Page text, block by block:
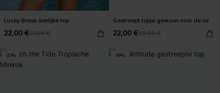
Lucky Break sierlijke top
22,00 €27,00 €
Gestreept topje gewoon voor de lol
22,00 €28,00 €
-21% -19%